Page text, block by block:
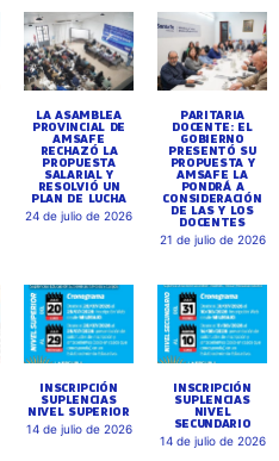
LA ASAMBLEA
PROVINCIAL DE
AMSAFE
RECHAZÓ LA
PROPUESTA
SALARIAL Y
RESOLVIÓ UN
PLAN DE LUCHA
24 de julio de 2026
PARITARIA
DOCENTE: EL
GOBIERNO
PRESENTÓ SU
PROPUESTA Y
AMSAFE LA
PONDRÁ A
CONSIDERACIÓN
DE LAS Y LOS
DOCENTES
21 de julio de 2026
INSCRIPCIÓN
SUPLENCIAS
NIVEL SUPERIOR
14 de julio de 2026
INSCRIPCIÓN
SUPLENCIAS
NIVEL
SECUNDARIO
14 de julio de 2026